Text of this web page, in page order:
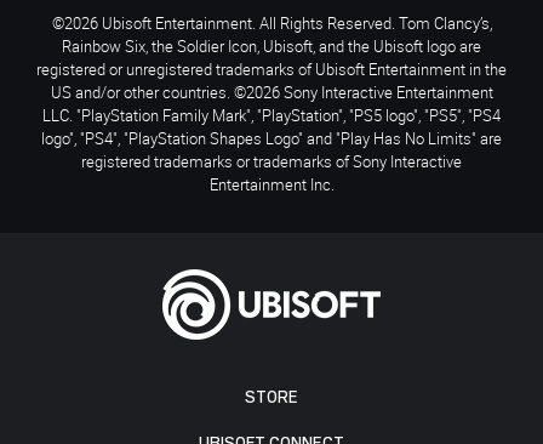
STORE
©2026 Ubisoft Entertainment. All Rights Reserved. Tom Clancy’s,
Rainbow Six, the Soldier Icon, Ubisoft, and the Ubisoft logo are
registered or unregistered trademarks of Ubisoft Entertainment in the
US and/or other countries. ©2026 Sony Interactive Entertainment
LLC. "PlayStation Family Mark", "PlayStation", "PS5 logo", "PS5", "PS4
logo", "PS4", "PlayStation Shapes Logo" and "Play Has No Limits" are
registered trademarks or trademarks of Sony Interactive
Entertainment Inc.